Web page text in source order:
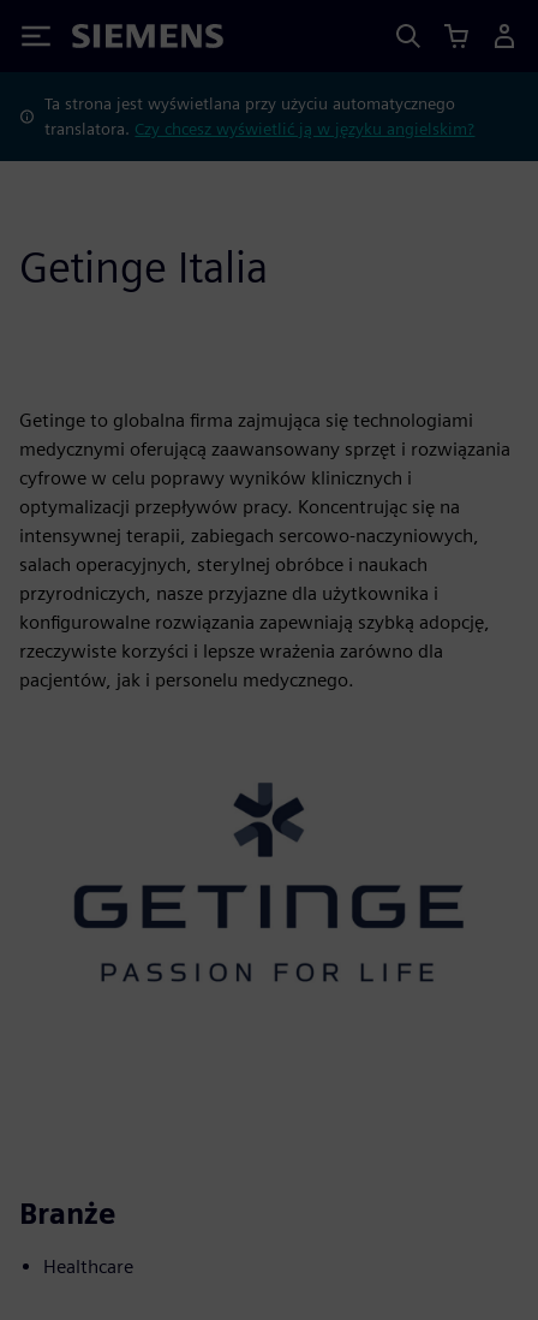
Siemens
Ta strona jest wyświetlana przy użyciu automatycznego
translatora. Czy chcesz wyświetlić ją w języku angielskim?
Getinge Italia
Getinge to globalna firma zajmująca się technologiami
medycznymi oferującą zaawansowany sprzęt i rozwiązania
cyfrowe w celu poprawy wyników klinicznych i
optymalizacji przepływów pracy. Koncentrując się na
intensywnej terapii, zabiegach sercowo-naczyniowych,
salach operacyjnych, sterylnej obróbce i naukach
przyrodniczych, nasze przyjazne dla użytkownika i
konfigurowalne rozwiązania zapewniają szybką adopcję,
rzeczywiste korzyści i lepsze wrażenia zarówno dla
pacjentów, jak i personelu medycznego.
Branże
Healthcare